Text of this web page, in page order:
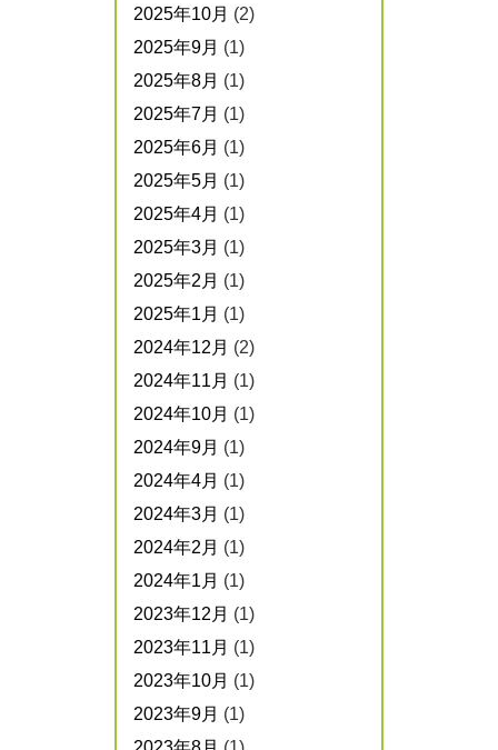
2025年10月 (2)
2025年9月 (1)
2025年8月 (1)
2025年7月 (1)
2025年6月 (1)
2025年5月 (1)
2025年4月 (1)
2025年3月 (1)
2025年2月 (1)
2025年1月 (1)
2024年12月 (2)
2024年11月 (1)
2024年10月 (1)
2024年9月 (1)
2024年4月 (1)
2024年3月 (1)
2024年2月 (1)
2024年1月 (1)
2023年12月 (1)
2023年11月 (1)
2023年10月 (1)
2023年9月 (1)